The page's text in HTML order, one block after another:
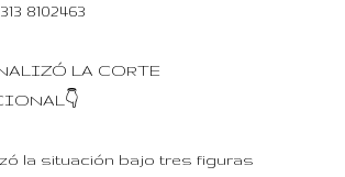
8102463
LA CORTE
la situación bajo tres figuras